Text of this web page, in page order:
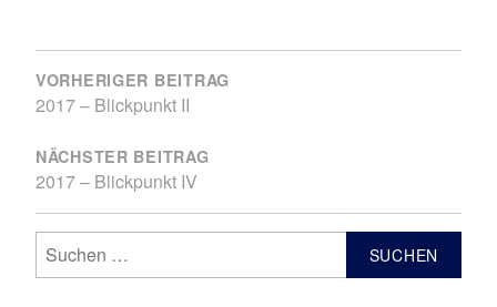
BEITRAGSNAVIGATION
VORHERIGER BEITRAG
2017 – Blickpunkt II
NÄCHSTER BEITRAG
2017 – Blickpunkt IV
nach: